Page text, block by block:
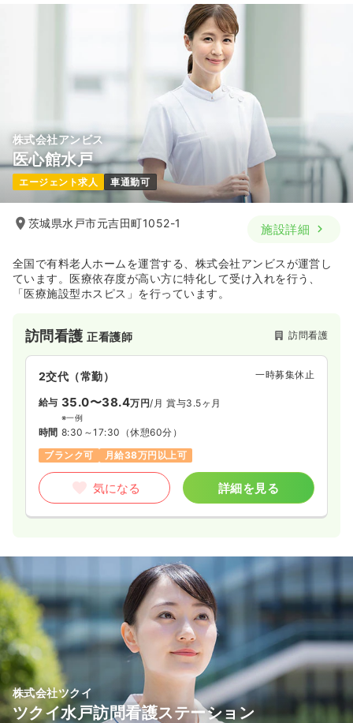
株式会社アンビス
医心館水戸
エージェント求人 車通勤可
茨城県水戸市元吉田町1052-1 施設詳細
全国で有料老人ホームを運営する、株式会社アンビスが運営し
ています。医療依存度が高い方に特化して受け入れを行う、
「医療施設型ホスピス」を行っています。
訪問看護正看護師 訪問看護
2交代（常勤） 一時募集休止
給与 35.0〜38.4万円/月 賞与3.5ヶ月
※一例
時間 8:30～17:30 （休憩60分）
ブランク可
月給38万円以上可
気になる 詳細を見る
株式会社ツクイ
ツクイ水戸訪問看護ステーション